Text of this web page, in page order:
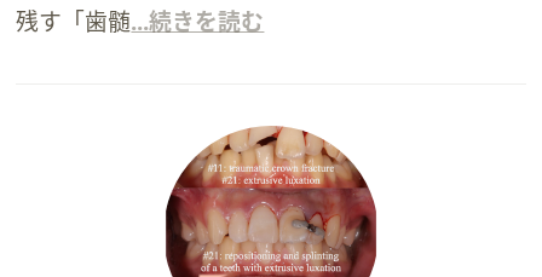
残す「歯髄...続きを読む